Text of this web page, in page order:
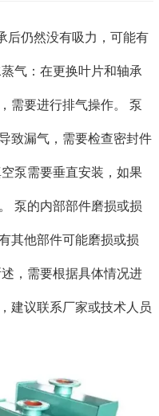
后仍然没有吸力，可能有
气：在更换叶片和轴承
需要进行排气操作。 泵
致漏气，需要检查密封件
泵需要垂直安装，如果
泵的内部部件磨损或损
其他部件可能磨损或损
，需要根据具体情况进
建议联系厂家或技术人员